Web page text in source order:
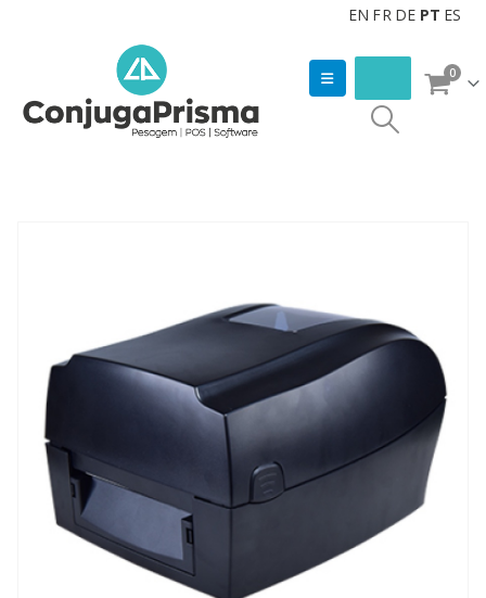
EN FR DE PT ES
0